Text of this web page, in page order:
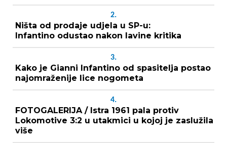
2.
Ništa od prodaje udjela u SP-u:
Infantino odustao nakon lavine kritika
3.
Kako je Gianni Infantino od spasitelja postao
najomraženije lice nogometa
4.
FOTOGALERIJA / Istra 1961 pala protiv
Lokomotive 3:2 u utakmici u kojoj je zaslužila
više